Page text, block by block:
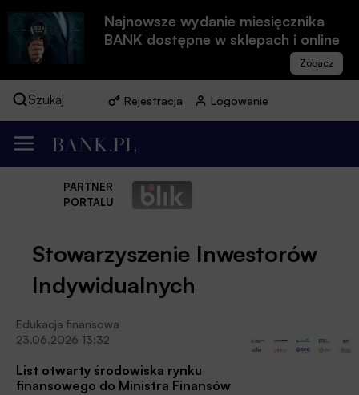
Najnowsze wydanie miesięcznika
BANK dostępne w sklepach i online
Szukaj Rejestracja Logowanie
PARTNER
PORTALU
Stowarzyszenie Inwestorów
Indywidualnych
Edukacja finansowa
23.06.2026 13:32
List otwarty środowiska rynku
finansowego do Ministra Finansów